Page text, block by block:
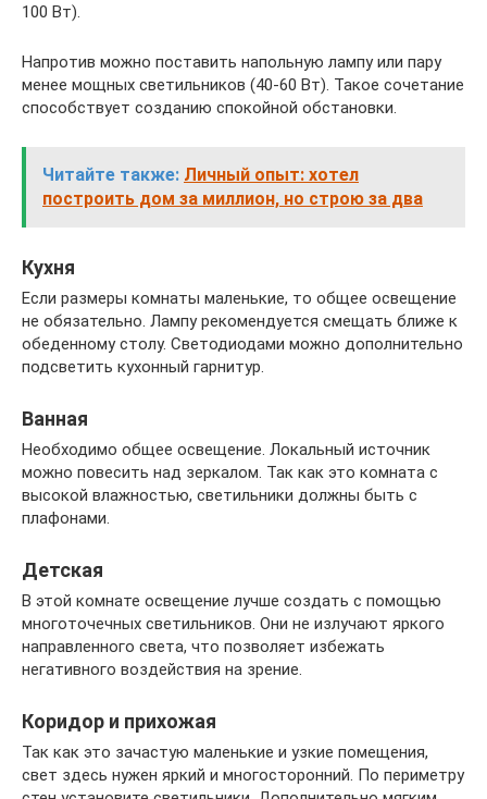
100 Вт).
Напротив можно поставить напольную лампу или пару
менее мощных светильников (40-60 Вт). Такое сочетание
способствует созданию спокойной обстановки.
Читайте также: Личный опыт: хотел
построить дом за миллион, но строю за два
Кухня
Если размеры комнаты маленькие, то общее освещение
не обязательно. Лампу рекомендуется смещать ближе к
обеденному столу. Светодиодами можно дополнительно
подсветить кухонный гарнитур.
Ванная
Необходимо общее освещение. Локальный источник
можно повесить над зеркалом. Так как это комната с
высокой влажностью, светильники должны быть с
плафонами.
Детская
В этой комнате освещение лучше создать с помощью
многоточечных светильников. Они не излучают яркого
направленного света, что позволяет избежать
негативного воздействия на зрение.
Коридор и прихожая
Так как это зачастую маленькие и узкие помещения,
свет здесь нужен яркий и многосторонний. По периметру